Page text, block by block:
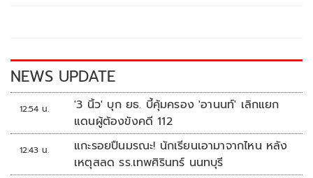
k k
NEWS UPDATE
12:54 น.
'3 นิ้ว' บุก ยธ. บี้คุ้มครอง 'อานนท์' เลิกแยก
แดนผู้ต้องขังคดี 112
12:43 น.
แกะรอยปืนมรณะ! นักเรียนเอามาจากไหน หลัง
เหตุสลด รร.เทพศิรินทร์ นนทบุรี